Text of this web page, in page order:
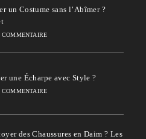
un Costume sans l’Abîmer ?
COMMENTAIRE
une Écharpe avec Style ?
COMMENTAIRE
des Chaussures en Daim ? Les